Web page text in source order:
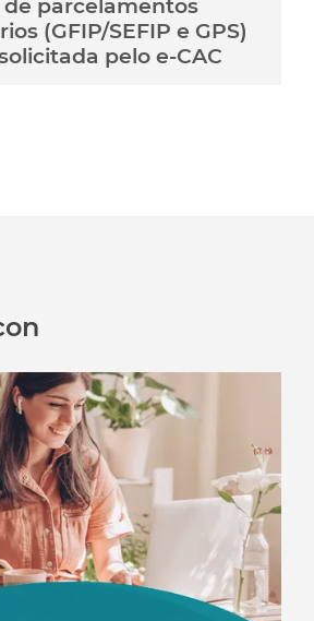
de parcelamentos
(GFIP/SEFIP e GPS)
pelo e-CAC